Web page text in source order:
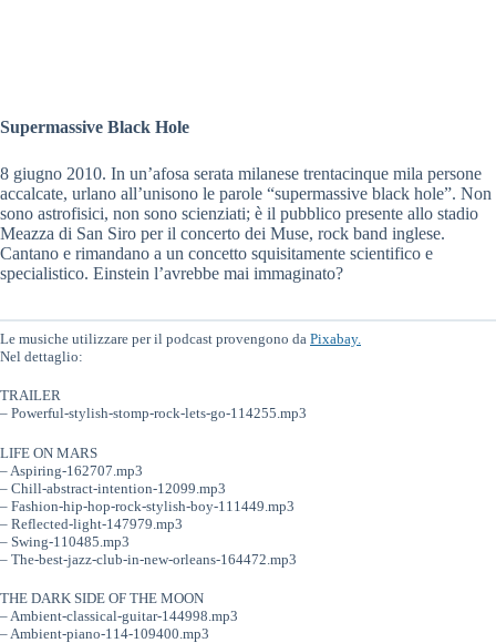
Supermassive Black Hole
8 giugno 2010. In un’afosa serata milanese trentacinque mila persone
accalcate, urlano all’unisono le parole “supermassive black hole”. Non
sono astrofisici, non sono scienziati; è il pubblico presente allo stadio
Meazza di San Siro per il concerto dei Muse, rock band inglese.
Cantano e rimandano a un concetto squisitamente scientifico e
specialistico. Einstein l’avrebbe mai immaginato?
Le musiche utilizzare per il podcast provengono da Pixabay.
Nel dettaglio:
TRAILER
– Powerful-stylish-stomp-rock-lets-go-114255.mp3
LIFE ON MARS
– Aspiring-162707.mp3
– Chill-abstract-intention-12099.mp3
– Fashion-hip-hop-rock-stylish-boy-111449.mp3
– Reflected-light-147979.mp3
– Swing-110485.mp3
– The-best-jazz-club-in-new-orleans-164472.mp3
THE DARK SIDE OF THE MOON
– Ambient-classical-guitar-144998.mp3
– Ambient-piano-114-109400.mp3